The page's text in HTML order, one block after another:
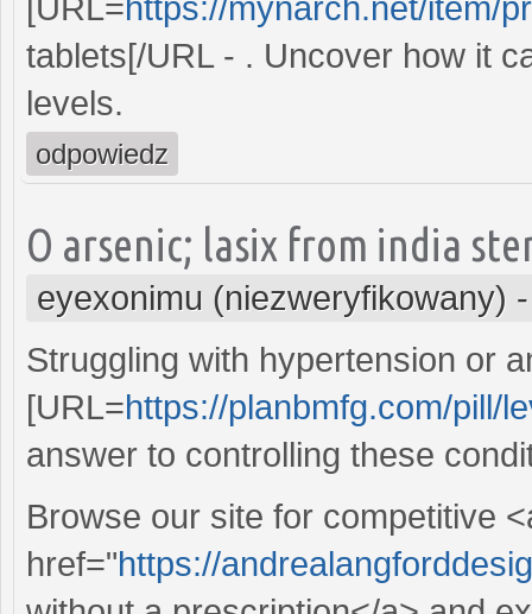
[URL=https://mynarch.net/item/
tablets[/URL - . Uncover how it
levels.
odpowiedz
O arsenic; lasix from india
eyexonimu (niezweryfikowany)
Struggling with hypertension or
[URL=https://planbmfg.com/pill/
answer to controlling these
Browse our site for competitive
href="https://